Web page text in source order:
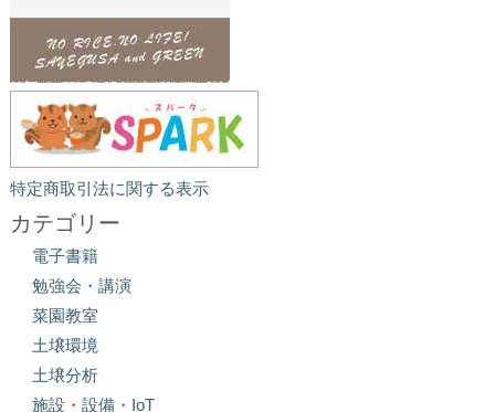
特定商取引法に関する表示
カテゴリー
電子書籍
勉強会・講演
菜園教室
土壌環境
土壌分析
施設・設備・IoT